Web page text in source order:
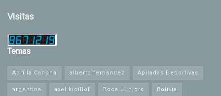
Visitas
Temas
Abrí la Cancha alberto fernandez Apiladas Deportivas
argentina axel kicillof Boca Juniors Bolivia